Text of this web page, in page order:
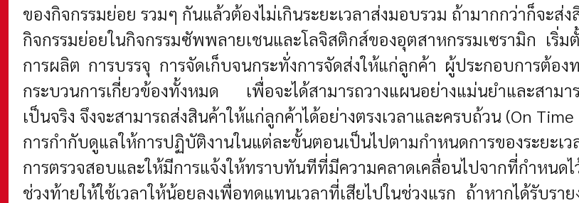
ของกิจกรรมย่อย รวมๆ กันแล้วต้องไม่เกินระยะเวลาส่งมอบรวม ถ้ามากกว่าก็จะส่
กิจกรรมย่อยในกิจกรรมซัพพลายเชนและโลจิสติกส์ของอุตสาหกรรมเซรามิก เริ่
การผลิต การบรรจุ การจัดเก็บจนกระทั่งการจัดส่งให้แก่ลูกค้า ผู้ประกอบการต้อง
กระบวนการเกี่ยวข้องทั้งหมด เพื่อจะได้สามารถวางแผนอย่างแม่นยำและสามา
เป็นจริง จึงจะสามารถส่งสินค้าให้แก่ลูกค้าได้อย่างตรงเวลาและครบถ้วน (On
การกำกับดูแลให้การปฏิบัติงานในแต่ละขั้นตอนเป็นไปตามกำหนดการของระยะ
การตรวจสอบและให้มีการแจ้งให้ทราบทันทีที่มีความคลาดเคลื่อนไปจากที่กำหน
ช่วงท้ายให้ใช้เวลาให้น้อยลงเพื่อทดแทนเวลาที่เสียไปในช่วงแรก ถ้าหากได้รับร